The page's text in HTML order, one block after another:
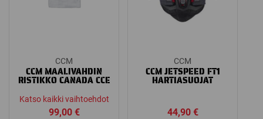
CCM
CCM MAALIVAHDIN
RISTIKKO CANADA CCE
Katso kaikki vaihtoehdot
99,00 €
CCM
CCM JETSPEED FT1
HARTIASUOJAT
44,90 €